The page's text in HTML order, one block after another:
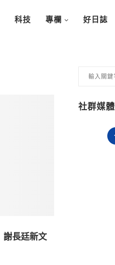
科技 專欄 好日誌
長廷新文
社群媒體